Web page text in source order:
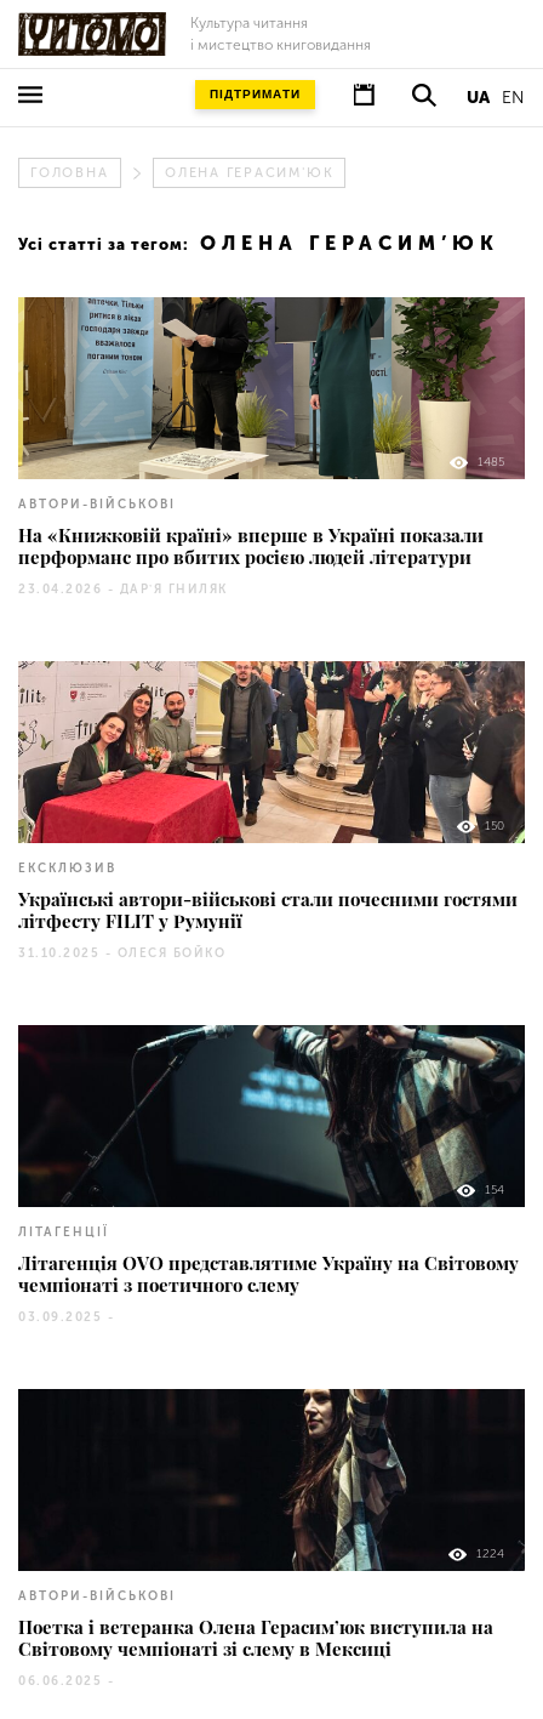
Культура читання
і мистецтво книговидання
UA EN
ПІДТРИМАТИ
ГОЛОВНА ОЛЕНА ГЕРАСИМ'ЮК
Усі статті за тегом: ОЛЕНА ГЕРАСИМ’ЮК
1485
АВТОРИ-ВІЙСЬКОВІ
На «Книжковій країні» вперше в Україні показали
перформанс про вбитих росією людей літератури
23.04.2026 - ДАРʼЯ ГНИЛЯК
150
ЕКСКЛЮЗИВ
Українські автори-військові стали почесними гостями
літфесту FILIT у Румунії
31.10.2025 - ОЛЕСЯ БОЙКО
154
ЛІТАГЕНЦІЇ
Літагенція OVO представлятиме Україну на Світовому
чемпіонаті з поетичного слему
03.09.2025 -
1224
АВТОРИ-ВІЙСЬКОВІ
Поетка і ветеранка Олена Герасим’юк виступила на
Світовому чемпіонаті зі слему в Мексиці
06.06.2025 -